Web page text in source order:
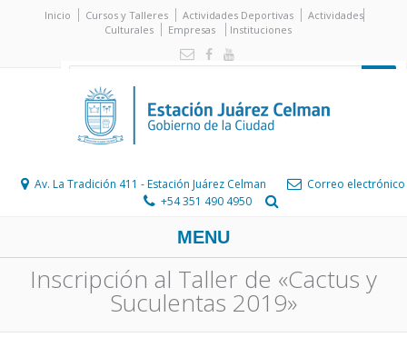
Inicio Cursos y Talleres Actividades Deportivas
Actividades
Culturales
Empresas Instituciones
Av. La Tradición 411 - Estación Juárez Celman
Correo electrónico
+54 351 490 4950
MENU
Inscripción al Taller de «Cactus y
Suculentas 2019»